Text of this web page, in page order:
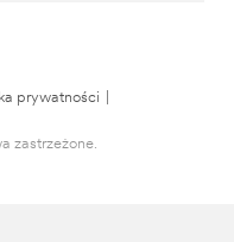
prywatności
zastrzeżone.